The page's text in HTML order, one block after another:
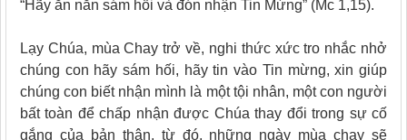
“Hãy ăn năn sám hối và đón nhận Tin Mừng” (Mc 1,15).
Lạy Chúa, mùa Chay trở về, nghi thức xức tro nhắc nhở
chúng con hãy sám hối, hãy tin vào Tin mừng, xin giúp
chúng con biết nhận mình là một tội nhân, một con người
bất toàn để chấp nhận được Chúa thay đổi trong sự cố
gắng của bản thân, từ đó, những ngày mùa chay sẽ